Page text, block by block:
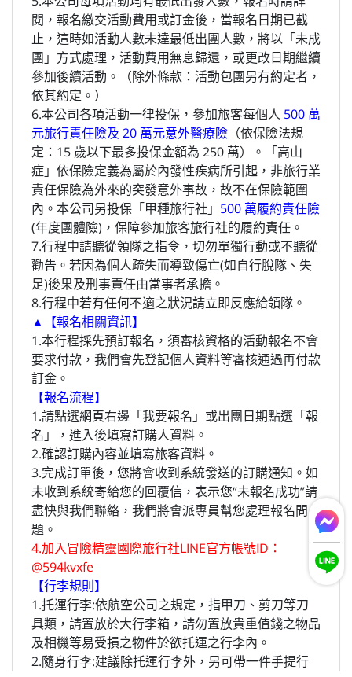
閱，報名繳交活動費用或訂金後，當報名日期已截
止，這時如活動人數未達最低出團人數，將以「未成
團」方式處理，活動費用無息歸還，或更改日期繼續
參加後續活動。（除外條款：活動包團另有約定者，
依其約定。）
6.本公司各項活動一律投保，參加旅客每個人 500 萬
元旅行責任險及 20 萬元意外醫療險 （依保險法規
定：15 歲以下最多投保金額為 250 萬）。「高山
症」依保險定義為屬於內發性疾病所引起，非旅行業
責任保險為外來的突發意外事故，故不在保險範圍
內。本公司另投保「甲種旅行社」 500 萬履約責任險
(年度團體險)，保障參加旅客旅行社的履約責任。
7.行程中請聽從領隊之指令 ，切勿單獨行動或不聽從
勸告。若因為個人疏失而導致傷亡(如自行脫隊、失
足)後果及刑事責任由當事者承擔。
8.行程中若有任何不適之狀況請立即反應給領隊。
▲ 【報名相關資訊】
1.本行程採先預訂報名，須審核資格的活動報名不會
要求付款，我們會先登記個人資料等審核通過再付款
訂金。
【報名流程】
1.請點選網頁右邊「我要報名」或出團日期點選「報
名」，進入後填寫訂購人資料。
2.確認訂購內容並填寫旅客資料。
3.完成訂單後，您將會收到系統發送的訂購通知。如
未收到系統寄給您的回覆信，表示您“未報名成功”請
盡快與我們聯絡，我們將會派專員幫您處理報名問
題。
4.加入冒險精靈國際旅行社LINE官方帳號ID：
@594kvxfe
【行李規則】
1.托運行李:依航空公司之規定，指甲刀、剪刀等刀
具類，請置放於大行李箱，請勿置放貴重值錢之物品
及相機等易受損之物件於欲托運之行李內。
2.隨身行李:建議除托運行李外，另可帶一件手提行